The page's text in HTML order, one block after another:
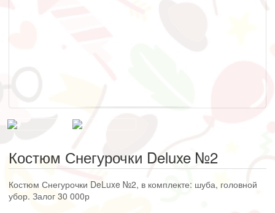
Костюм Снегурочки Deluxe №2
Костюм Снегурочки DeLuxe №2, в комплекте: шуба, головной
убор. Залог 30 000р